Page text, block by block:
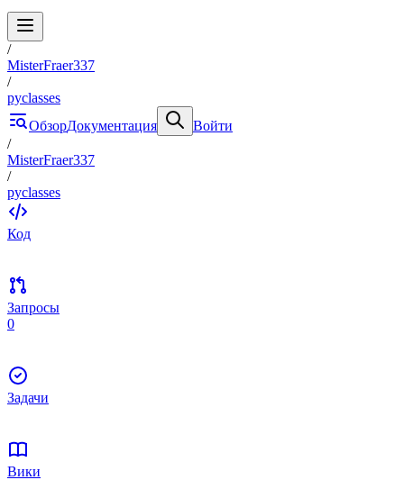
/
MisterFraer337
/
pyclasses
ОбзорДокументация
Войти
/
MisterFraer337
/
pyclasses
Код
Запросы
0
Задачи
Вики